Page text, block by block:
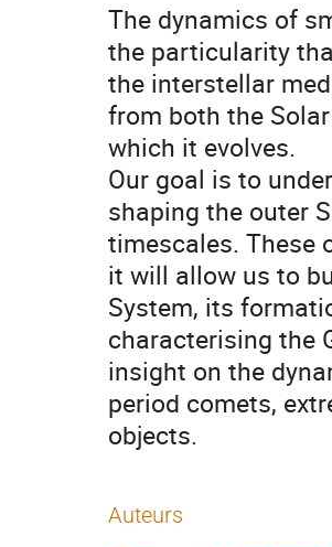
The dynamics of
the particularity
the interstellar
from both the
which it evolves.
Our goal is to
shaping the outer
timescales. These
it will allow us to
System, its
characterising the
insight on the
period comets,
objects.
Auteurs